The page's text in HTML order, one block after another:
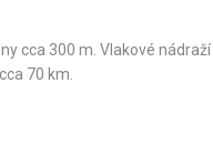
cca 300 m. Vlakové nádraží
70 km.